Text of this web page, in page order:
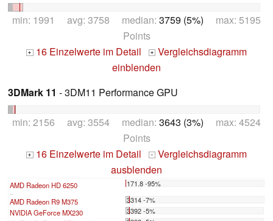
min: 1991 avg: 3758 median: 3759 (5%) max: 5195
Points
+ 16 Einzelwerte im Detail +
Vergleichsdiagramm
einblenden
3DMark 11 - 3DM11 Performance GPU
min: 2156 avg: 3554 median: 3643 (3%) max: 4524
Points
+ 16 Einzelwerte im Detail -
Vergleichsdiagramm
ausblenden
AMD Radeon HD 6250 171.8 -95%
...
AMD Radeon R9 M375
3314 -7%
NVIDIA GeForce MX230
3392 -5%